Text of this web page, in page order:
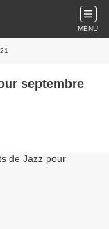
MENU
septembre